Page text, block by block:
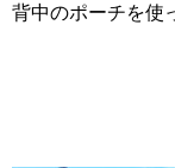
背中のポーチを使